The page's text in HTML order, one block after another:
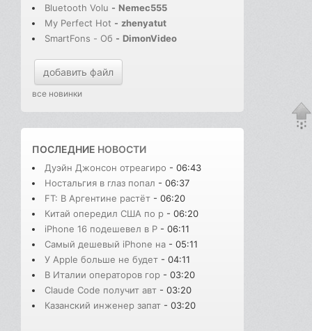
Bluetooth Volu - Nemec555
My Perfect Hot - zhenyatut
SmartFons - Об - DimonVideo
добавить файл
все новинки
ПОСЛЕДНИЕ НОВОСТИ
Дуэйн Джонсон отреагиро - 06:43
Ностальгия в глаз попал - 06:37
FT: В Аргентине растёт - 06:20
Китай опередил США по р - 06:20
iPhone 16 подешевел в Р - 06:11
Самый дешевый iPhone на - 05:11
У Apple больше не будет - 04:11
В Италии операторов гор - 03:20
Claude Code получит авт - 03:20
Казанский инженер запат - 03:20